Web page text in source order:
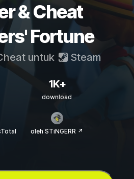
& Cheat
Fortune
untuk Steam
1K+
download
oleh STiNGERR ↗